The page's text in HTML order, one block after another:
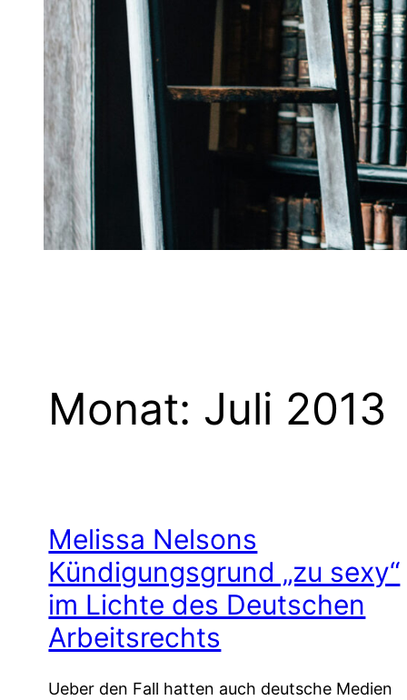
Monat: Juli 2013
Melissa Nelsons
Kündigungsgrund „zu sexy“
im Lichte des Deutschen
Arbeitsrechts
Ueber den Fall hatten auch deutsche Medien